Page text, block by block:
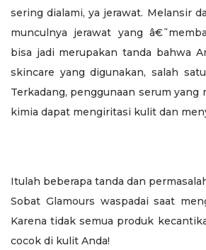
sering dialami, ya jerawat. Melansir
munculnya jerawat yang
bisa jadi merupakan tanda bahwa
skincare yang digunakan, salah
Terkadang, penggunaan serum yang
kimia dapat mengiritasi kulit dan
Itulah beberapa tanda dan
Sobat Glamours waspadai saat
Karena tidak semua produk
cocok di kulit Anda!